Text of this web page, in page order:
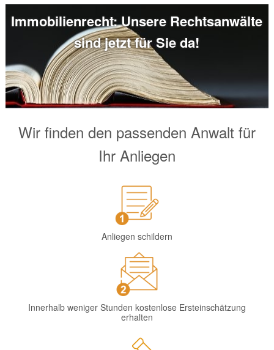
Immobilienrecht: Unsere Rechtsanwälte
sind jetzt für Sie da!
Wir finden den passenden Anwalt für
Ihr Anliegen
Anliegen schildern
Innerhalb weniger Stunden kostenlose Ersteinschätzung
erhalten